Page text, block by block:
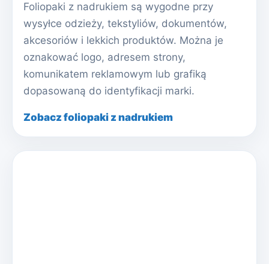
Foliopaki z nadrukiem są wygodne przy
wysyłce odzieży, tekstyliów, dokumentów,
akcesoriów i lekkich produktów. Można je
oznakować logo, adresem strony,
komunikatem reklamowym lub grafiką
dopasowaną do identyfikacji marki.
Zobacz foliopaki z nadrukiem